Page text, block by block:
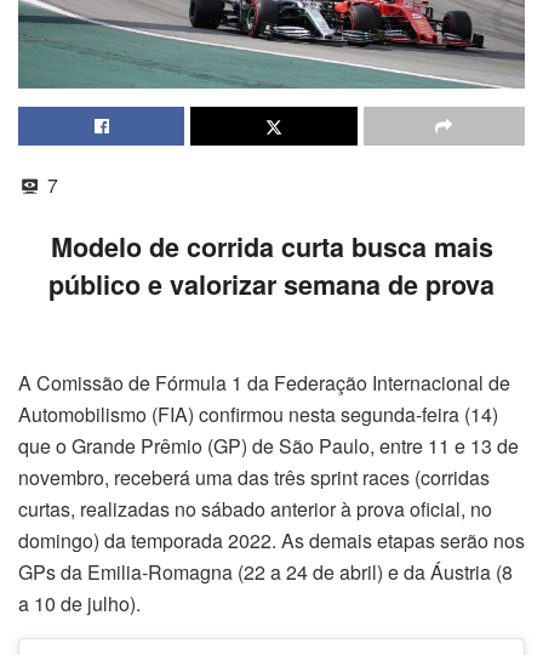
7
Modelo de corrida curta busca mais
público e valorizar semana de prova
A Comissão de Fórmula 1 da Federação Internacional de
Automobilismo (FIA) confirmou nesta segunda-feira (14)
que o Grande Prêmio (GP) de São Paulo, entre 11 e 13 de
novembro, receberá uma das três sprint races (corridas
curtas, realizadas no sábado anterior à prova oficial, no
domingo) da temporada 2022. As demais etapas serão nos
GPs da Emilia-Romagna (22 a 24 de abril) e da Áustria (8
a 10 de julho).